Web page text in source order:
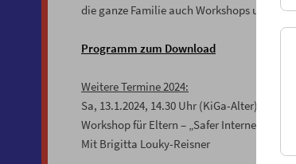
die ganze Familie auch Workshops u.a. in
Programm zum Download
Weitere Termine 2024:
Sa, 13.1.2024, 14.30 Uhr (KiGa-Alter), 16.00
Workshop für Eltern – „Safer Internet“ wie
Mit Brigitta Louky-Reisner